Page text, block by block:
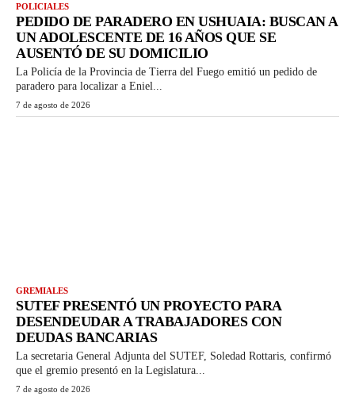
POLICIALES
PEDIDO DE PARADERO EN USHUAIA: BUSCAN A
UN ADOLESCENTE DE 16 AÑOS QUE SE
AUSENTÓ DE SU DOMICILIO
La Policía de la Provincia de Tierra del Fuego emitió un pedido de
paradero para localizar a Eniel...
7 de agosto de 2026
GREMIALES
SUTEF PRESENTÓ UN PROYECTO PARA
DESENDEUDAR A TRABAJADORES CON
DEUDAS BANCARIAS
La secretaria General Adjunta del SUTEF, Soledad Rottaris, confirmó
que el gremio presentó en la Legislatura...
7 de agosto de 2026